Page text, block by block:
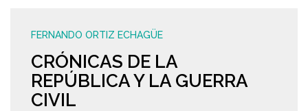
FERNANDO ORTIZ ECHAGÜE
CRÓNICAS DE LA
REPÚBLICA Y LA GUERRA
CIVIL